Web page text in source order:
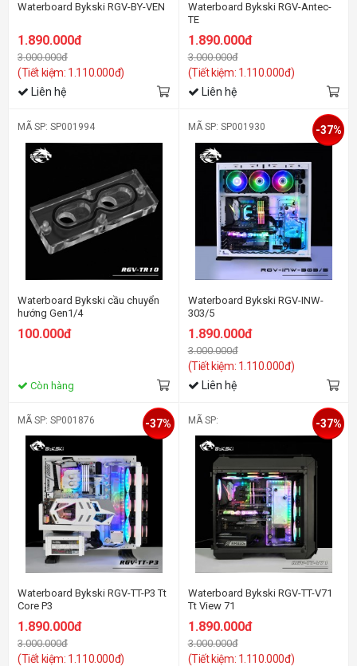
Waterboard Bykski RGV-BY-VEN
1.890.000đ
3.000.000đ
(Tiết kiệm: 1.110.000đ)
Liên hệ
Waterboard Bykski RGV-Antec-
TE
1.890.000đ
3.000.000đ
(Tiết kiệm: 1.110.000đ)
Liên hệ
MÃ SP: SP001994
Waterboard Bykski cầu chuyển
hướng Gen1/4
100.000đ
Còn hàng
MÃ SP: SP001930
Waterboard Bykski RGV-INW-
303/5
1.890.000đ
3.000.000đ
(Tiết kiệm: 1.110.000đ)
-37%
Liên hệ
MÃ SP: SP001876
Waterboard Bykski RGV-TT-P3 Tt
Core P3
1.890.000đ
3.000.000đ
(Tiết kiệm: 1.110.000đ)
-37% MÃ SP:
Waterboard Bykski RGV-TT-V71
Tt View 71
1.890.000đ
3.000.000đ
(Tiết kiệm: 1.110.000đ)
-37%